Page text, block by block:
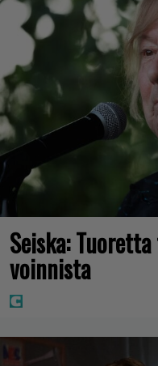
Seiska:
voinnista